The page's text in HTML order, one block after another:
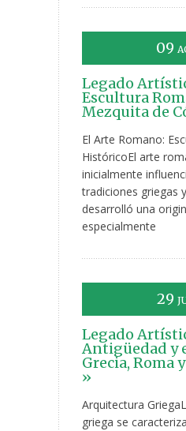
09
Legado
Escultura
Mezquita de
El Arte Romano:
HistóricoEl arte
inicialmente
tradiciones griegas
desarrolló una
especialmente
29
Legado
Antigüedad y
Grecia, Roma
»
Arquitectura
griega se